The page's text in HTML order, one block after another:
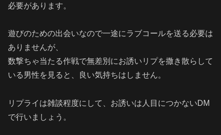
必要があります。
遊びのための出会いなので一途にラブコールを送る必要は
ありませんが、
数撃ちゃ当たる作戦で無差別にお誘いリプを撒き散らして
いる男性を見ると、良い気持ちはしません。
リプライは雑談程度にして、お誘いは人目につかないDM
で行いましょう。